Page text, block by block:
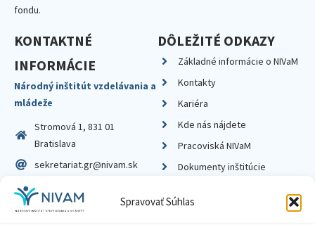
Spravovať Súhlas
fondu.
KONTAKTNÉ
INFORMÁCIE
Národný inštitút vzdelávania a
mládeže
Stromová 1, 831 01
Bratislava
sekretariat.gr@nivam.sk
IČO: 00164348
DIČ: 2020798714
DÔLEŽITÉ ODKAZY
Základné informácie o NIVaM
Kontakty
Kariéra
Kde nás nájdete
Pracoviská NIVaM
Dokumenty inštitúcie